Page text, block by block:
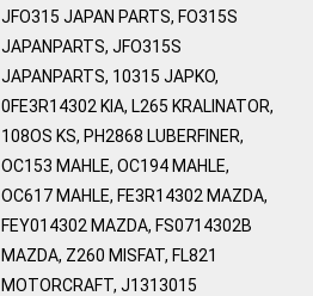
JFO315 JAPAN PARTS, FO315S
JAPANPARTS, JFO315S
JAPANPARTS, 10315 JAPKO,
0FE3R14302 KIA, L265 KRALINATOR,
108OS KS, PH2868 LUBERFINER,
OC153 MAHLE, OC194 MAHLE,
OC617 MAHLE, FE3R14302 MAZDA,
FEY014302 MAZDA, FS0714302B
MAZDA, Z260 MISFAT, FL821
MOTORCRAFT, J1313015